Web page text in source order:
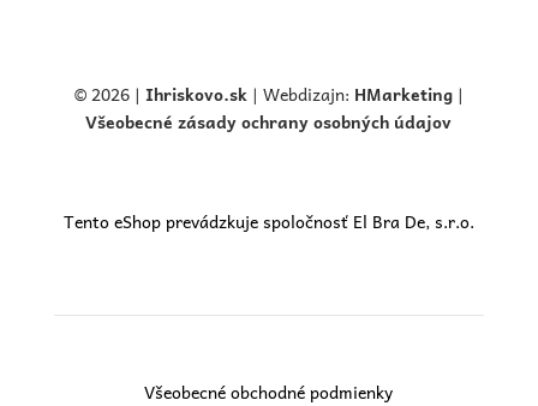
© 2026 | Ihriskovo.sk| Webdizajn: HMarketing |
Všeobecné zásady ochrany osobných údajov
Tento eShop prevádzkuje spoločnosť El Bra De, s.r.o.
Všeobecné obchodné podmienky